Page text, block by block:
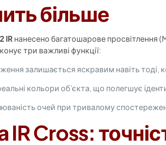
більше
IRнанесено багатошарове просвітлення
три важливі функції:
залишається яскравим навіть тоді,
кольори об’єкта, що полегшує
очей при тривалому
IR Cross: